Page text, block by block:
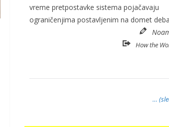
vreme pretpostavke sistema pojačavaju
ograničenjima postavljenim na domet
How the
…